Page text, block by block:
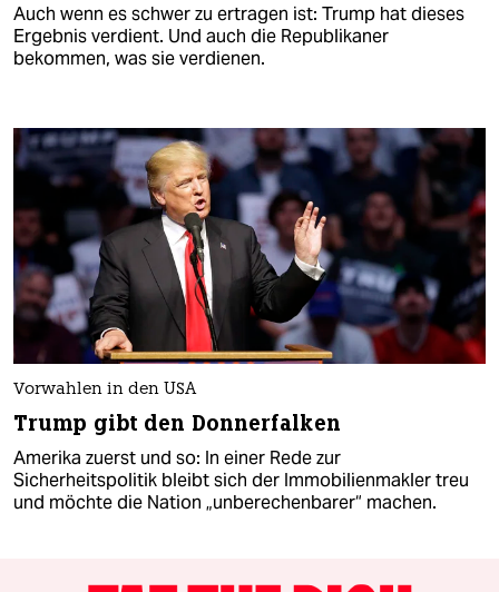
Auch wenn es schwer zu ertragen ist: Trump hat dieses
Ergebnis verdient. Und auch die Republikaner
bekommen, was sie verdienen.
Vorwahlen in den USA
Trump gibt den Donnerfalken
Amerika zuerst und so: In einer Rede zur
Sicherheitspolitik bleibt sich der Immobilienmakler treu
und möchte die Nation „unberechenbarer“ machen.